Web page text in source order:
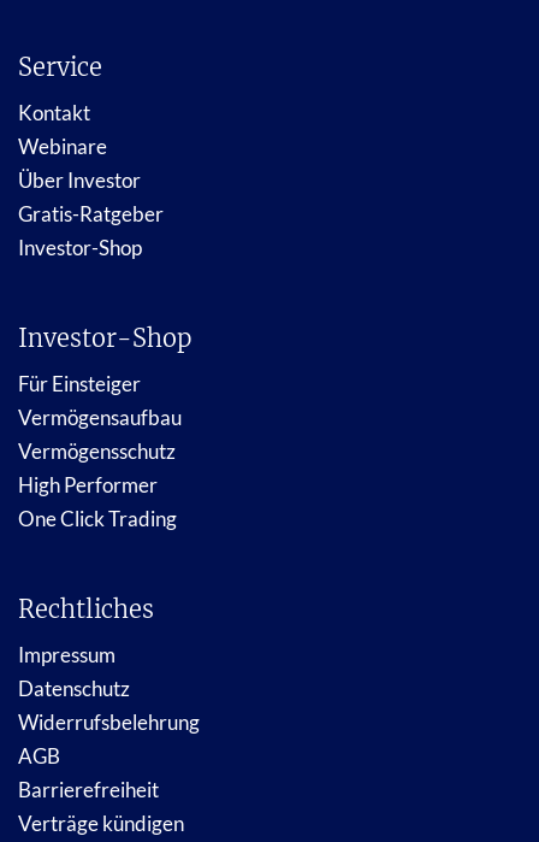
Service
Kontakt
Webinare
Über Investor
Gratis-Ratgeber
Investor-Shop
Investor-Shop
Für Einsteiger
Vermögensaufbau
Vermögensschutz
High Performer
One Click Trading
Rechtliches
Impressum
Datenschutz
Widerrufsbelehrung
AGB
Barrierefreiheit
Verträge kündigen